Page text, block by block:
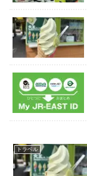
トラベル